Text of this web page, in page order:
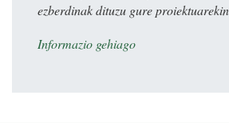
ezberdinak dituzu gure
Informazio gehiago